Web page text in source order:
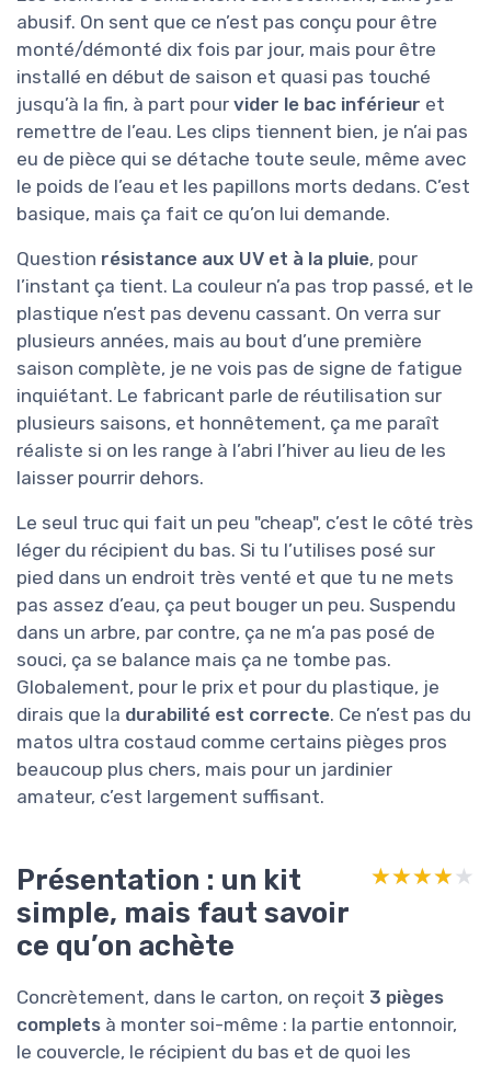
abusif. On sent que ce n’est pas conçu pour être
monté/démonté dix fois par jour, mais pour être
installé en début de saison et quasi pas touché
jusqu’à la fin, à part pour vider le bac inférieur et
remettre de l’eau. Les clips tiennent bien, je n’ai pas
eu de pièce qui se détache toute seule, même avec
le poids de l’eau et les papillons morts dedans. C’est
basique, mais ça fait ce qu’on lui demande.
Question résistance aux UV et à la pluie, pour
l’instant ça tient. La couleur n’a pas trop passé, et le
plastique n’est pas devenu cassant. On verra sur
plusieurs années, mais au bout d’une première
saison complète, je ne vois pas de signe de fatigue
inquiétant. Le fabricant parle de réutilisation sur
plusieurs saisons, et honnêtement, ça me paraît
réaliste si on les range à l’abri l’hiver au lieu de les
laisser pourrir dehors.
Le seul truc qui fait un peu "cheap", c’est le côté très
léger du récipient du bas. Si tu l’utilises posé sur
pied dans un endroit très venté et que tu ne mets
pas assez d’eau, ça peut bouger un peu. Suspendu
dans un arbre, par contre, ça ne m’a pas posé de
souci, ça se balance mais ça ne tombe pas.
Globalement, pour le prix et pour du plastique, je
dirais que la durabilité est correcte. Ce n’est pas du
matos ultra costaud comme certains pièges pros
beaucoup plus chers, mais pour un jardinier
amateur, c’est largement suffisant.
Présentation : un kit
simple, mais faut savoir
ce qu’on achète
★★★★★
★★★★★
Concrètement, dans le carton, on reçoit 3 pièges
complets à monter soi-même : la partie entonnoir,
le couvercle, le récipient du bas et de quoi les